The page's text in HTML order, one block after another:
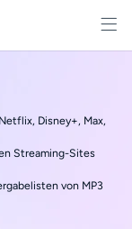
Disney+, Max,
Streaming-Sites
von MP3